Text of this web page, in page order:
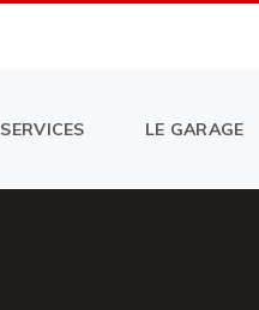
SERVICES LE GARAGE